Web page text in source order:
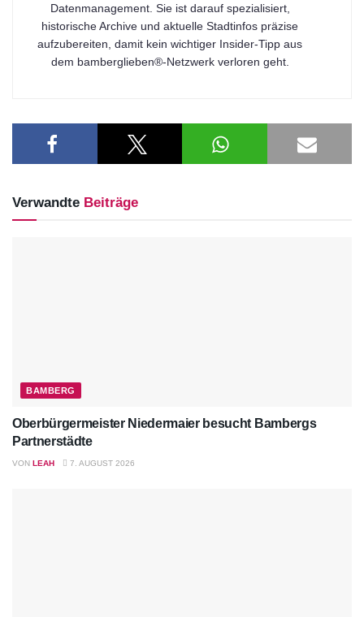
Datenmanagement. Sie ist darauf spezialisiert,
historische Archive und aktuelle Stadtinfos präzise
aufzubereiten, damit kein wichtiger Insider-Tipp aus
dem bamberglieben®-Netzwerk verloren geht.
Verwandte Beiträge
BAMBERG
Oberbürgermeister Niedermaier besucht Bambergs
Partnerstädte
VON LEAH 7. AUGUST 2026